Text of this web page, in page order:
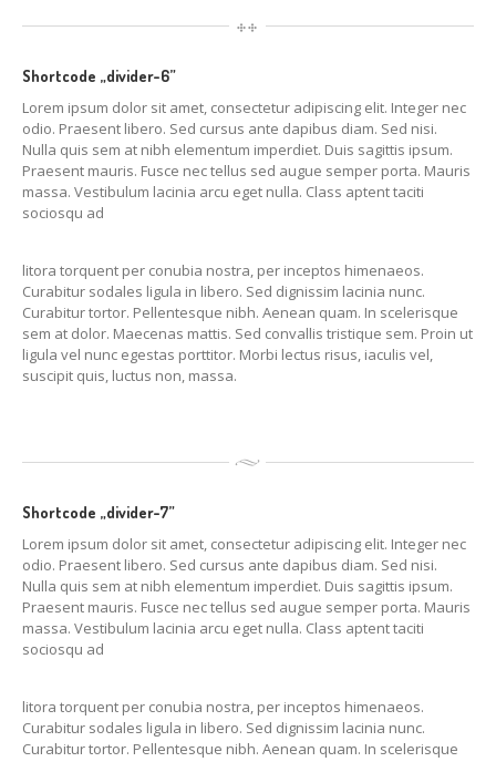
Shortcode „divider-6”
Lorem ipsum dolor sit amet, consectetur adipiscing elit. Integer nec
odio. Praesent libero. Sed cursus ante dapibus diam. Sed nisi.
Nulla quis sem at nibh elementum imperdiet. Duis sagittis ipsum.
Praesent mauris. Fusce nec tellus sed augue semper porta. Mauris
massa. Vestibulum lacinia arcu eget nulla. Class aptent taciti
sociosqu ad
litora torquent per conubia nostra, per inceptos himenaeos.
Curabitur sodales ligula in libero. Sed dignissim lacinia nunc.
Curabitur tortor. Pellentesque nibh. Aenean quam. In scelerisque
sem at dolor. Maecenas mattis. Sed convallis tristique sem. Proin ut
ligula vel nunc egestas porttitor. Morbi lectus risus, iaculis vel,
suscipit quis, luctus non, massa.
Shortcode „divider-7”
Lorem ipsum dolor sit amet, consectetur adipiscing elit. Integer nec
odio. Praesent libero. Sed cursus ante dapibus diam. Sed nisi.
Nulla quis sem at nibh elementum imperdiet. Duis sagittis ipsum.
Praesent mauris. Fusce nec tellus sed augue semper porta. Mauris
massa. Vestibulum lacinia arcu eget nulla. Class aptent taciti
sociosqu ad
litora torquent per conubia nostra, per inceptos himenaeos.
Curabitur sodales ligula in libero. Sed dignissim lacinia nunc.
Curabitur tortor. Pellentesque nibh. Aenean quam. In scelerisque